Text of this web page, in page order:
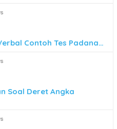
Contoh Tes Padana…
Soal Deret Angka